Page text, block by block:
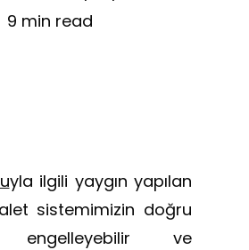
9 min read
yla ilgili yaygın yapılan
sistemimizin doğru
engelleyebilir ve